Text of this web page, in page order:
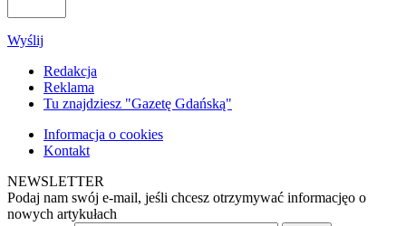
Wyślij
Redakcja
Reklama
Tu znajdziesz "Gazetę Gdańską"
Informacja o cookies
Kontakt
NEWSLETTER
Podaj nam swój e-mail, jeśli chcesz otrzymywać informacjęo o
nowych artykułach